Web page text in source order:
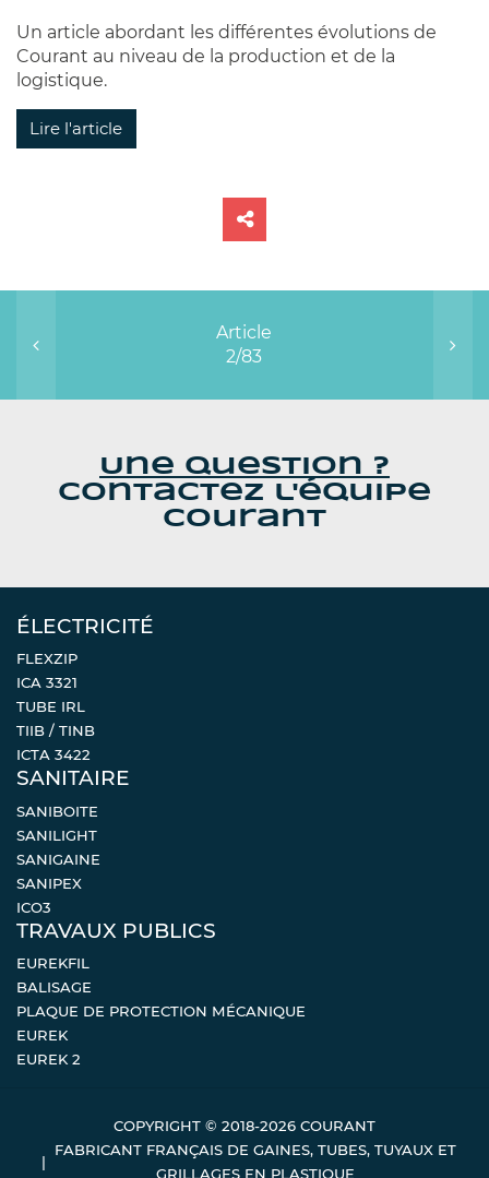
Un article abordant les différentes évolutions de
Courant au niveau de la production et de la
logistique.
Lire l'article
Article
2/83
Une question ?
Contactez l'équipe
Courant
ÉLECTRICITÉ
FLEXZIP
ICA 3321
TUBE IRL
TIIB / TINB
ICTA 3422
SANITAIRE
SANIBOITE
SANILIGHT
SANIGAINE
SANIPEX
ICO3
TRAVAUX PUBLICS
EUREKFIL
BALISAGE
PLAQUE DE PROTECTION MÉCANIQUE
EUREK
EUREK 2
COPYRIGHT © 2018-2026 COURANT
FABRICANT FRANÇAIS DE GAINES, TUBES, TUYAUX ET
GRILLAGES EN PLASTIQUE